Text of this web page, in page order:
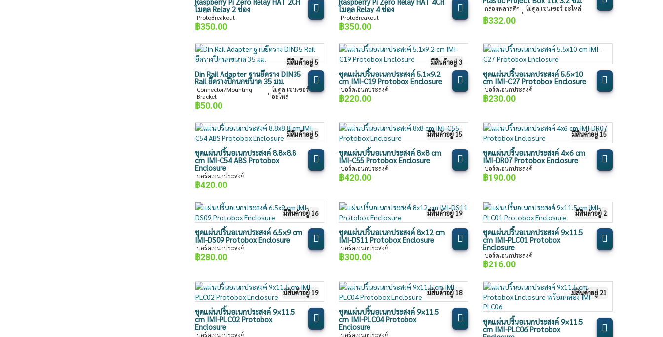
โมดูล Relay 2 ช่อง
ProtoBreakout
฿350.00
มีสินค้าอยู่ 5
โมดูล Relay 4 ช่อง
ProtoBreakout
฿350.00
มีสินค้าอยู่ 3
กล่องพลาสติก , โมดูล เซนเซอร์ อะไหล่
฿332.00
Din Rail Adapter ฐานยึดราง DIN35
Rail ยึดรางปีกนกขนาด 35 มม.
Connector/Mounting
Bracket
โมดูล เซนเซอร์
อะไหล่
฿50.00
มีสินค้าอยู่ 5
ชุดแผ่นปริ้นอเนกประสงค์ 5.1×9.2
cm IMI-C19 Protobox Enclosure
บอร์ดเอนกประสงค์
฿220.00
มีสินค้าอยู่ 15
ชุดแผ่นปริ้นอเนกประสงค์ 5.5×10
cm IMI-C27 Protobox Enclosure
บอร์ดเอนกประสงค์
฿230.00
มีสินค้าอยู่ 15
ชุดแผ่นปริ้นอเนกประสงค์ 8.8×8.8
cm IMI-C54 ABS Protobox
Enclosure
บอร์ดเอนกประสงค์
฿420.00
มีสินค้าอยู่ 16
ชุดแผ่นปริ้นอเนกประสงค์ 8×8 cm
IMI-C55 Protobox Enclosure
บอร์ดเอนกประสงค์
฿420.00
มีสินค้าอยู่ 19
ชุดแผ่นปริ้นอเนกประสงค์ 4×6 cm
IMI-DR07 Protobox Enclosure
บอร์ดเอนกประสงค์
฿190.00
มีสินค้าอยู่ 2
ชุดแผ่นปริ้นอเนกประสงค์ 6.5×9 cm
IMI-DS09 Protobox Enclosure
บอร์ดเอนกประสงค์
฿280.00
มีสินค้าอยู่ 19
ชุดแผ่นปริ้นอเนกประสงค์ 8×12 cm
IMI-DS11 Protobox Enclosure
บอร์ดเอนกประสงค์
฿300.00
มีสินค้าอยู่ 18
ชุดแผ่นปริ้นอเนกประสงค์ 9×11.5
cm IMI-PLC01 Protobox
Enclosure
บอร์ดเอนกประสงค์
฿216.00
มีสินค้าอยู่ 21
ชุดแผ่นปริ้นอเนกประสงค์ 9×11.5
cm IMI-PLC02 Protobox
Enclosure
บอร์ดเอนกประสงค์
ชุดแผ่นปริ้นอเนกประสงค์ 9×11.5
cm IMI-PLC04 Protobox
Enclosure
บอร์ดเอนกประสงค์
ชุดแผ่นปริ้นอเนกประสงค์ 9×11.5
cm IMI-PLC06 Protobox